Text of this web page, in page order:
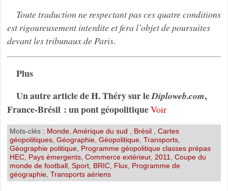
Toute traduction ne respectant pas ces quatre conditions
est rigoureusement interdite et fera l’objet de poursuites
devant les tribunaux de Paris.
Plus
Un autre article de H. Théry sur leDiploweb.com,
France-Brésil : un pont géopolitiqueVoir
Mots-clés : Monde, Amérique du sud , Brésil , Cartes
géopolitiques, Géographie, Géopolitique, Transports,
Géographie politique, Programme géopolitique classes prépas
HEC, Pays émergents, Commerce extérieur, 2011, Coupe du
monde de football, Sport, BRIC, Flux, Programme de
géographie, Transports aériens